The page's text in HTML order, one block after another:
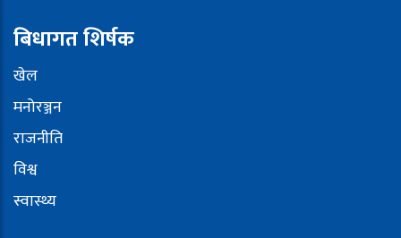
बिधागत शिर्षक
खेल
मनोरञ्जन
राजनीति
विश्व
स्वास्थ्य